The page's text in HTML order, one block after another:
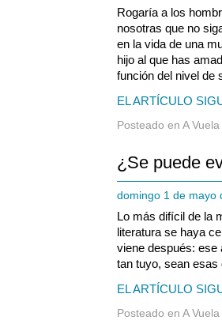
Rogaría a los
nosotras que no
en la vida de una
hijo al que has
función del nivel de
EL ARTÍCULO
Posteado en A
¿Se puede
domingo 1 de mayo
Lo más difícil de la
literatura se haya
viene después: ese
tan tuyo, sean esas
EL ARTÍCULO
Posteado en A